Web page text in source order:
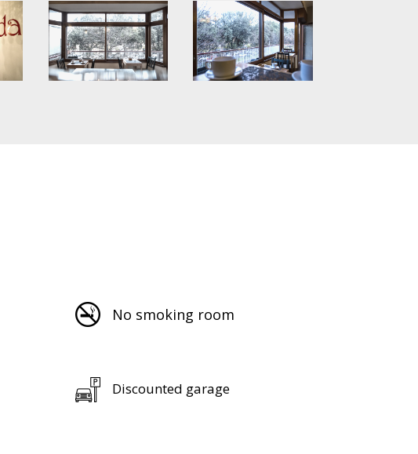
No smoking room
Discounted garage